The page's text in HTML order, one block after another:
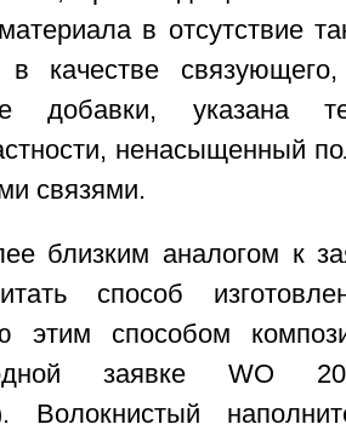
в отсутствие
в качестве
добавки, указана
ненасыщенный
связями.
близким аналогом к
способ
этим способом
заявке WO
Волокнистый